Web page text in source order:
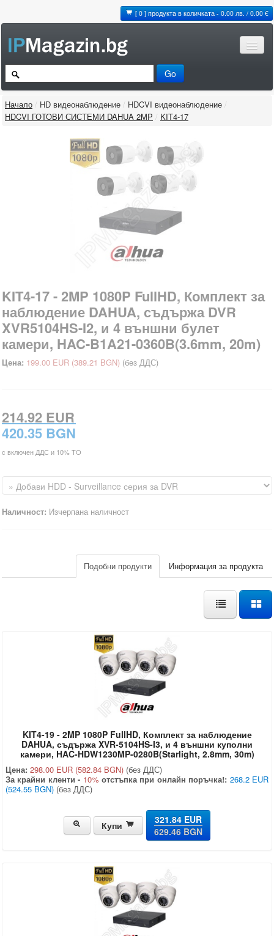
[ 0 ] продукта в количката - 0.00 лв. / 0.00 €
Начало / HD видеонаблюдение / HDCVI видеонаблюдение /
HDCVI ГОТОВИ СИСТЕМИ DAHUA 2MP / KIT4-17
KIT4-17 - 2MP 1080P FullHD, Комплект за
наблюдение DAHUA, съдържа DVR
XVR5104HS-I2, и 4 външни булет
камери, HAC-B1A21-0360B(3.6mm, 20m)
Цена: 199.00 EUR (389.21 BGN) (без ДДС)
214.92 EUR
420.35 BGN
с включен ДДС и 10% TO
Наличност: Изчерпана наличност
Информация за продукта
Подобни продукти
KIT4-19 - 2MP 1080P FullHD, Комплект за наблюдение
DAHUA, съдържа XVR-5104HS-I3, и 4 външни куполни
камери, HAC-HDW1230MP-0280B(Starlight, 2.8mm, 30m)
Цена: 298.00 EUR (582.84 BGN) (без ДДС)
За крайни кленти - 10% отстъпка при онлайн поръчка!: 268.2 EUR
(524.55 BGN) (без ДДС)
Купи
321.84 EUR
629.46 BGN